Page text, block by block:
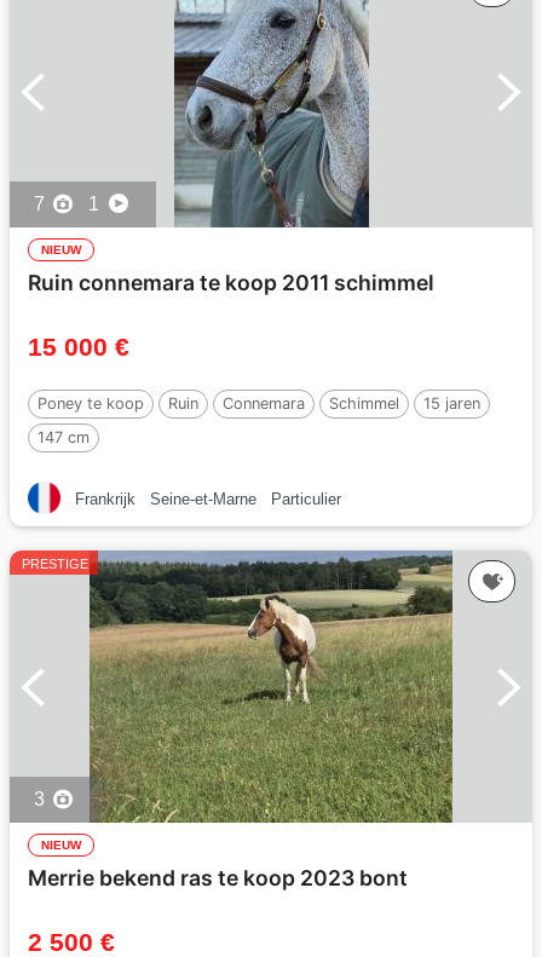
7 1
NIEUW
Ruin connemara te koop 2011 schimmel
15 000 €
Poney te koop Ruin Connemara Schimmel
15 jaren
147 cm
Frankrijk Seine-et-Marne Particulier
PRESTIGE
3
NIEUW
Merrie bekend ras te koop 2023 bont
2 500 €